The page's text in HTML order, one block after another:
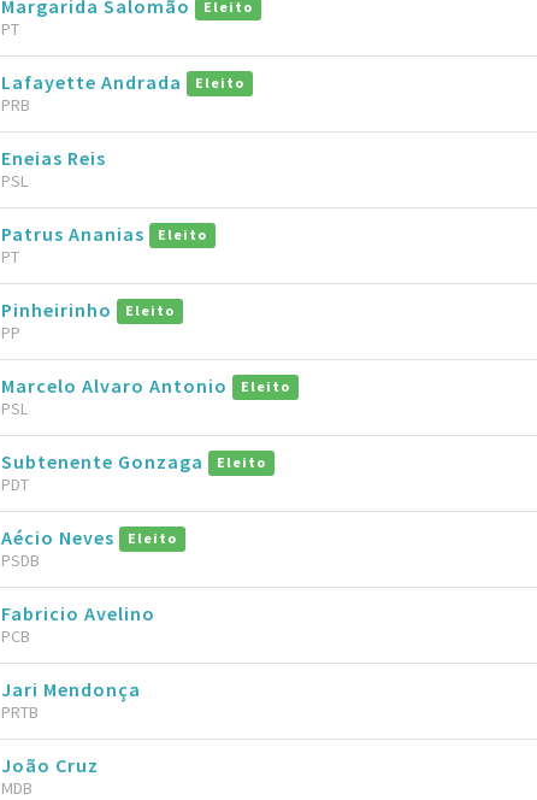
Margarida Salomão Eleito
PT
Lafayette Andrada Eleito
PRB
Eneias Reis
PSL
Patrus Ananias Eleito
PT
Pinheirinho Eleito
PP
Marcelo Alvaro Antonio Eleito
PSL
Subtenente Gonzaga Eleito
PDT
Aécio Neves Eleito
PSDB
Fabricio Avelino
PCB
Jari Mendonça
PRTB
João Cruz
MDB